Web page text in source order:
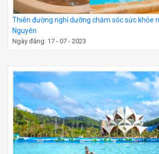
Thiên đường nghỉ dưỡng chăm sóc sức khỏe
Nguyên
Ngày đăng: 17 - 07 - 2023